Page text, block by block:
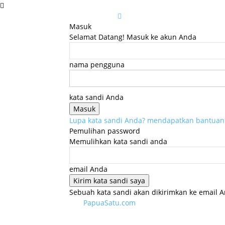
Masuk
Selamat Datang! Masuk ke akun Anda
nama pengguna
kata sandi Anda
Lupa kata sandi Anda? mendapatkan bantuan
Pemulihan password
Memulihkan kata sandi anda
email Anda
Sebuah kata sandi akan dikirimkan ke email
PapuaSatu.com